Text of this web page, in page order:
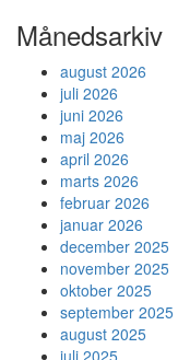
Månedsarkiv
august 2026
juli 2026
juni 2026
maj 2026
april 2026
marts 2026
februar 2026
januar 2026
december 2025
november 2025
oktober 2025
september 2025
august 2025
juli 2025